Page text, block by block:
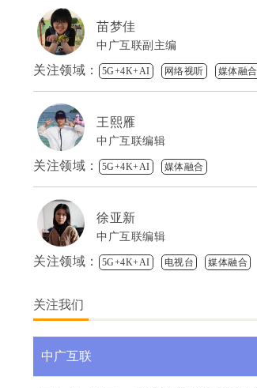
苗梦佳
中广互联副主编
关注领域： 5G+4K+AI 网络视听 媒体融合
王熙雁
中广互联编辑
关注领域： 5G+4K+AI 媒体融合
徐亚新
中广互联编辑
关注领域： 5G+4K+AI 电视台 媒体融合
关注我们
中广互联